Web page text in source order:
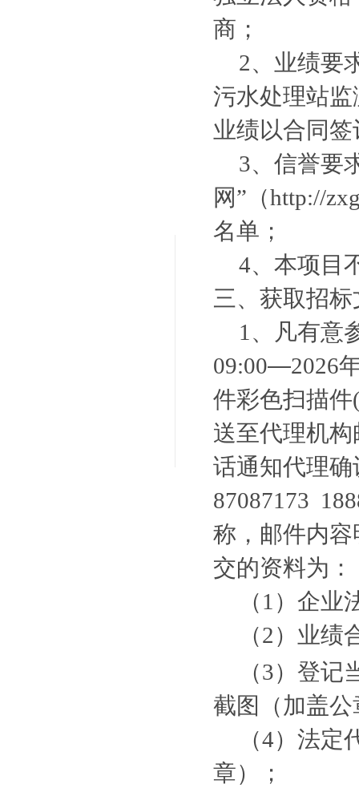
商；
2、业绩要
污水处理站
业绩以合同
3、信誉要
网”（http://
名单；
4、本项目
三、获取招标
1、凡有意
09:00—2026
件彩色扫描
送至代理机构
话通知代理
87087173
称，邮件内
交的资料为：
（1）企业
（2）业绩
（3）登记
截图（加盖公
（4）法定
章）；